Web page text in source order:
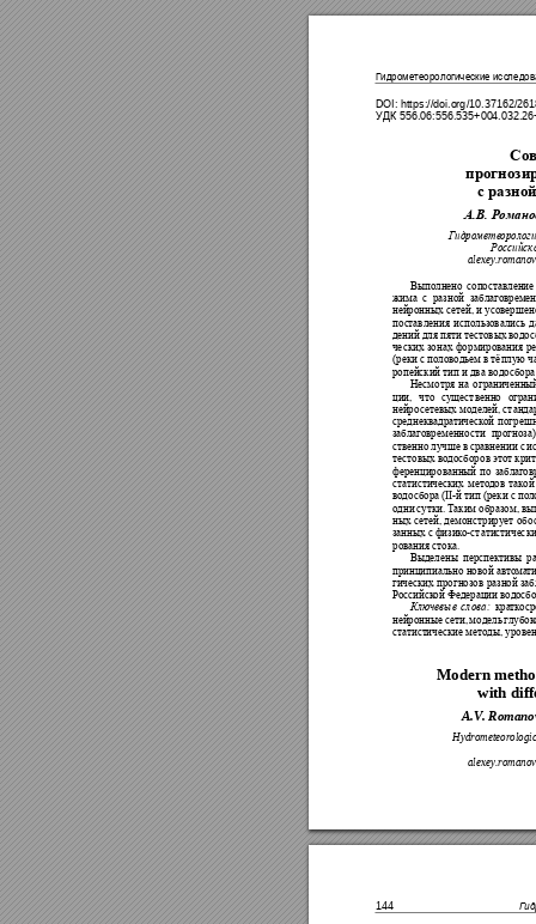
Гидрометеорологические ис
DOI: https://doi org/10.37162/
УДК 556.06:556.535+004.032.
с
А.В.
Гидрометеорол
Российс
alexey.romanov
Выполнено сопоставление
жима с разной заблаг
нейронных сетей, и
поставления использовались
дений для пяти тестовых во
ческих зонах формирования
(реки с половодьем в тёплую
ропейский тип и два водос
Несмотря на о
ции,
что существенно
нейросетевых моделей, ст
среднеквадратической пог
заблаговременности прогноза)
ственно лучше в сравнении с
тестовых водосборов этот
ференцированный по заблаго
статистических методов такой
водосбора (II-й тип (реки с по
одни сутки. Таким образом,
ных сетей, демонстрирует обо
занных с физико-статистичес
рования стока.
Выделены перспективы
принципиально новой автома
гических прогнозов разной
Российской Федерации в
Ключевые слова: кратко
нейронные сети, модель глубок
статистические методы,
Modern
with
A.V. Rom
Hydrometeorolo
alexey.romanov
144